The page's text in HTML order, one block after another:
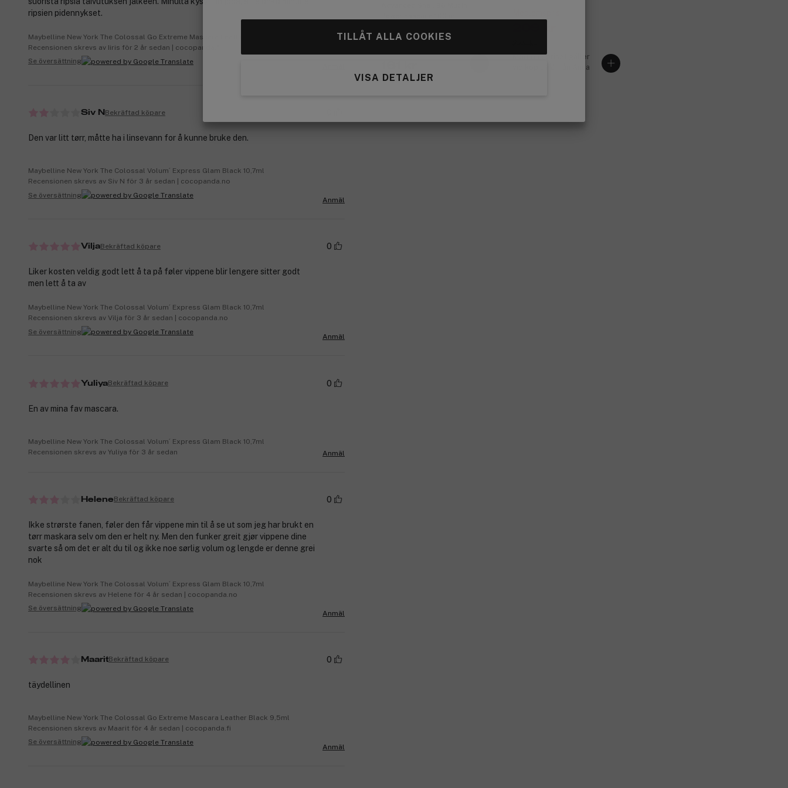
TILLÅT ALLA COOKIES
VISA DETALJER
Medlemspriset gäller
vid köp av 2 från Anua
ripsien pidennykset.
Maybelline New York The Colossal Go Extreme Mascara Leather Black 9,5ml
Recensionen skrevs av Iiris för 2 år sedan | cocopanda.fi
Se översättning
Siv N Bekräftad köpare
Den var litt tørr, måtte ha i linsevann for å kunne bruke den.
Maybelline New York The Colossal Volum´ Express Glam Black 10,7ml
Recensionen skrevs av Siv N för 3 år sedan | cocopanda.no
Se översättning
Anmäl
ViljaBekräftad köpare 0
Liker kosten veldig godt lett å ta på føler vippene blir lengere sitter godt
men lett å ta av
Maybelline New York The Colossal Volum´ Express Glam Black 10,7ml
Recensionen skrevs av Vilja för 3 år sedan | cocopanda.no
Se översättning
Anmäl
YuliyaBekräftad köpare 0
En av mina fav mascara.
Maybelline New York The Colossal Volum´ Express Glam Black 10,7ml
Recensionen skrevs av Yuliya för 3 år sedan
Anmäl
HeleneBekräftad köpare 0
Ikke strørste fanen, føler den får vippene min til å se ut som jeg har brukt en
tørr maskara selv om den er helt ny. Men den funker greit gjør vippene dine
svarte så om det er alt du til og ikke noe sørlig volum og lengde er denne grei
nok
Maybelline New York The Colossal Volum´ Express Glam Black 10,7ml
Recensionen skrevs av Helene för 4 år sedan | cocopanda.no
Se översättning
Anmäl
MaaritBekräftad köpare 0
täydellinen
Maybelline New York The Colossal Go Extreme Mascara Leather Black 9,5ml
Recensionen skrevs av Maarit för 4 år sedan | cocopanda.fi
Se översättning
Anmäl